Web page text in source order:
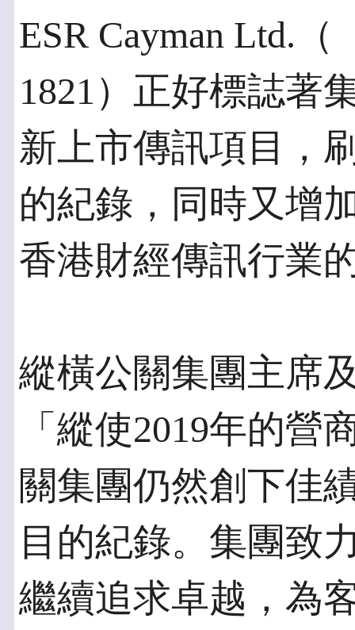
ESR Cayman Ltd.
1821）正好標誌著
新上市傳訊項目，
的紀錄，同時又增
香港財經傳訊行業
縱橫公關集團主席
「縱使2019年的營
關集團仍然創下佳
目的紀錄。集團致
繼續追求卓越，為